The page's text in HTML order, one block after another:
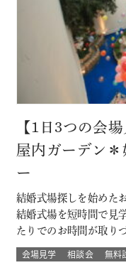
【1日3つの会
屋内ガーデン
ー
結婚式場探しを始めた
結婚式場を短時間で見
たりでのお時間が取り
い方！ 結婚式のイメー
ツアーです☆ 自然の中
会場見学 相談会 無料